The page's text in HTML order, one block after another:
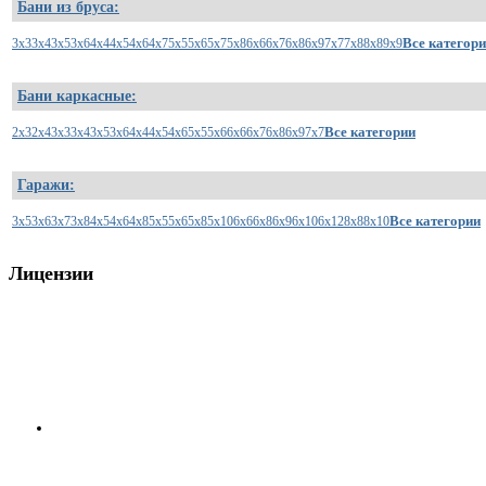
Бани из бруса:
3x33x43x53x64x44x54x64x75x55x65x75x86x66x76x86x97x77x88x89x9Все
Бани каркасные:
2x32x43x33x43x53x64x44x54x65x55x66x66x76x86x97x7Все категории
Гаражи:
3x53x63x73x84x54x64x85x55x65x85x106x66x86x96x106x128x88x10Все категории
Лицензии